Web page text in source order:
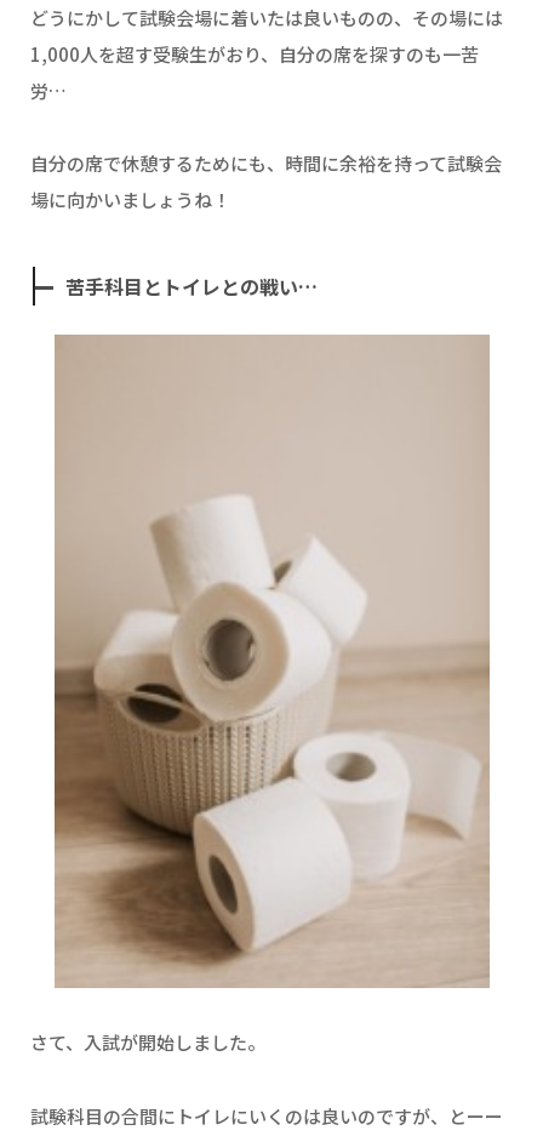
どうにかして試験会場に着いたは良いものの、その場には
1,000人を超す受験生がおり、自分の席を探すのも一苦
労…
自分の席で休憩するためにも、時間に余裕を持って試験会
場に向かいましょうね！
苦手科目とトイレとの戦い…
さて、入試が開始しました。
試験科目の合間にトイレにいくのは良いのですが、とーー